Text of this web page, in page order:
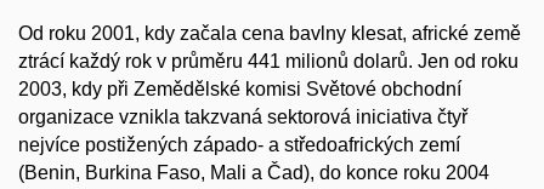
Od roku 2001, kdy začala cena bavlny klesat, africké země
ztrácí každý rok v průměru 441 milionů dolarů. Jen od roku
2003, kdy při Zemědělské komisi Světové obchodní
organizace vznikla takzvaná sektorová iniciativa čtyř
nejvíce postižených západo- a středoafrických zemí
(Benin, Burkina Faso, Mali a Čad), do konce roku 2004